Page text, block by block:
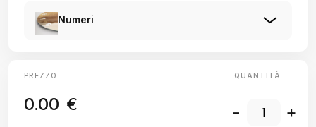
Numeri
PREZZO
0.00 €
QUANTITÀ:
- +